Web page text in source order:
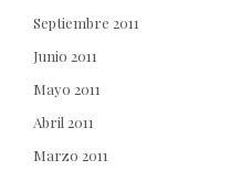
Septiembre 2011
Junio 2011
Mayo 2011
Abril 2011
Marzo 2011